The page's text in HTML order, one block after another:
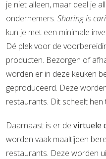
je niet alleen, maar deel je
ondernemers. Sharing is
kun je met een minimale
Dé plek voor de
producten. Bezorgen of
worden er in deze keuken
geproduceerd. Deze
restaurants. Dit scheelt
Daarnaast is er de virtuele
worden vaak maaltijden
restaurants. Deze worden